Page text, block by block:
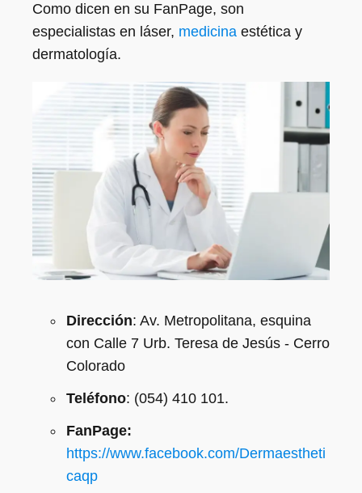
Como dicen en su FanPage, son
especialistas en láser, medicina estética y
dermatología.
Dirección: Av. Metropolitana, esquina
con Calle 7 Urb. Teresa de Jesús - Cerro
Colorado
Teléfono: (054) 410 101.
FanPage:
https://www.facebook.com/Dermaestheti
caqp